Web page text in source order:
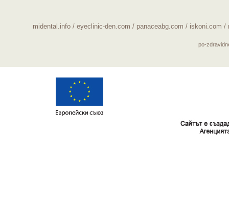
midental.info/ eyeclinic-den.com / panaceabg.com / iskoni.com /
po-